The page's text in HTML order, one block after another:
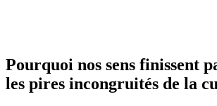
Pourquoi nos sens finissent
les pires incongruités de la